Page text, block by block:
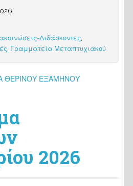
Διδάσκοντες,
, Γραμματεία Μεταπτυχιακού
ΘΕΡΙΝΟΥ ΕΞΑΜΗΝΟΥ
2026